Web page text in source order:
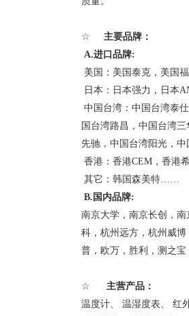
☆
主要品牌：
A.进口品牌:
美国： 美国泰克，美国
日本： 日本强力， 日本
中国台湾： 中国台湾泰
国台湾路昌，中国台湾
先驰，中国台湾阳光，中
香港 ： 香港CEM ，香港
其它：韩国森美特……
B. 国内品牌:
南京大学，南京长创，
科，杭州远方，杭州威
普 ， 欧万，胜利，测之
☆
主营产品：
温度计、 温湿度表、
红